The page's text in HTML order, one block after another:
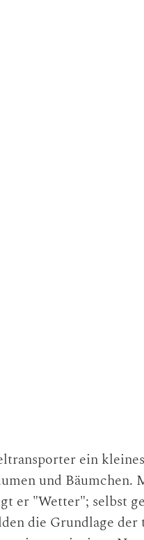
ein
und Bäumchen.
er "Wetter"; selbst
die Grundlage